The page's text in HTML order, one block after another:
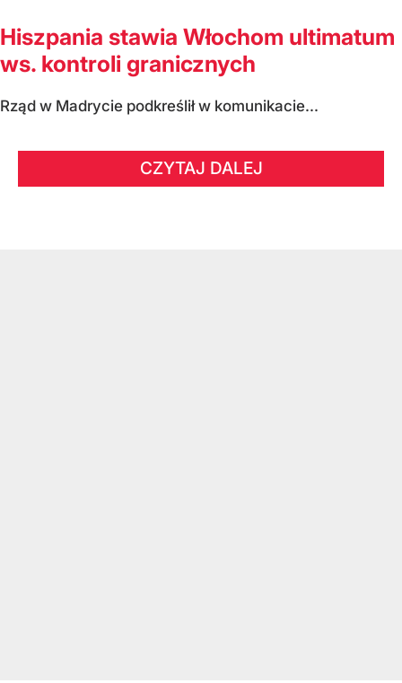
Hiszpania stawia Włochom ultimatum
ws. kontroli granicznych
Rząd w Madrycie podkreślił w komunikacie...
CZYTAJ DALEJ